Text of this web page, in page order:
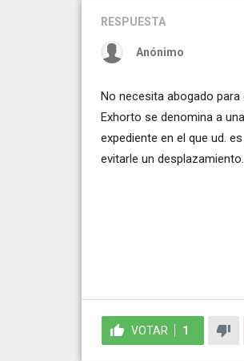
RESPUESTA
Anónimo
No necesita abogado
Exhorto se denomina a
expediente en el que ud.
evitarle un desplazamiento.
VOTAR 1